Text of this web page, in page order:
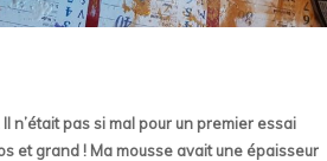
n’était pas si mal pour un premier essai
et grand ! Ma mousse avait une épaisseur